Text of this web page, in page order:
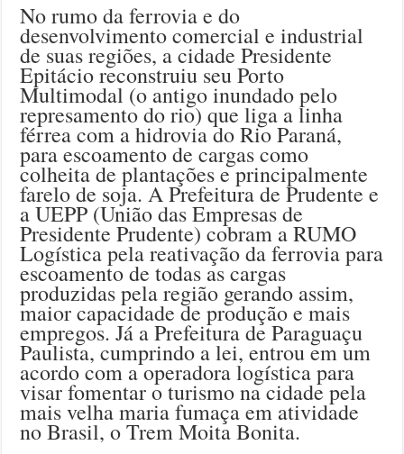
No rumo da ferrovia e do
desenvolvimento comercial e industrial
de suas regiões, a cidade Presidente
Epitácio reconstruiu seu Porto
Multimodal (o antigo inundado pelo
represamento do rio) que liga a linha
férrea com a hidrovia do Rio Paraná,
para escoamento de cargas como
colheita de plantações e principalmente
farelo de soja. A Prefeitura de Prudente e
a UEPP (União das Empresas de
Presidente Prudente) cobram a RUMO
Logística pela reativação da ferrovia para
escoamento de todas as cargas
produzidas pela região gerando assim,
maior capacidade de produção e mais
empregos. Já a Prefeitura de Paraguaçu
Paulista, cumprindo a lei, entrou em um
acordo com a operadora logística para
visar fomentar o turismo na cidade pela
mais velha maria fumaça em atividade
no Brasil, o Trem Moita Bonita.